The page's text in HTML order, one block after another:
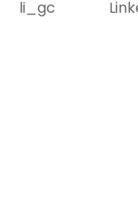
li_gc